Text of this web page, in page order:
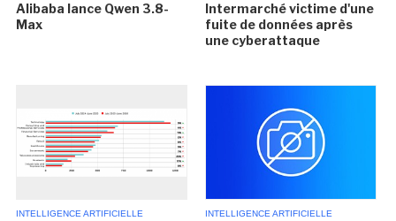
Alibaba lance Qwen 3.8-
Max
Intermarché victime d'une
fuite de données après
une cyberattaque
INTELLIGENCE ARTIFICIELLE INTELLIGENCE ARTIFICIELLE